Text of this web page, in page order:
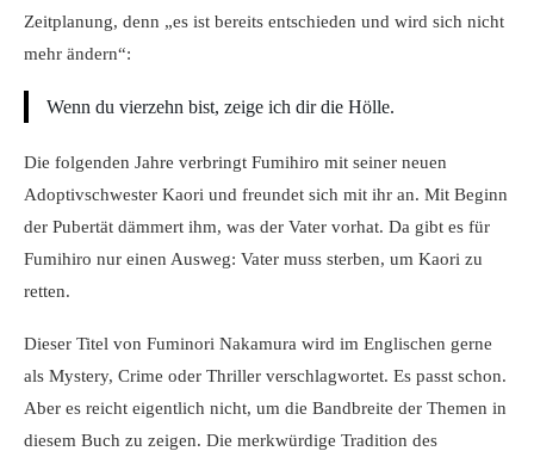
Zeitplanung, denn „es ist bereits entschieden und wird sich nicht
mehr ändern“:
Wenn du vierzehn bist, zeige ich dir die Hölle.
Die folgenden Jahre verbringt Fumihiro mit seiner neuen
Adoptivschwester Kaori und freundet sich mit ihr an. Mit Beginn
der Pubertät dämmert ihm, was der Vater vorhat. Da gibt es für
Fumihiro nur einen Ausweg: Vater muss sterben, um Kaori zu
retten.
Dieser Titel von Fuminori Nakamura wird im Englischen gerne
als Mystery, Crime oder Thriller verschlagwortet. Es passt schon.
Aber es reicht eigentlich nicht, um die Bandbreite der Themen in
diesem Buch zu zeigen. Die merkwürdige Tradition des